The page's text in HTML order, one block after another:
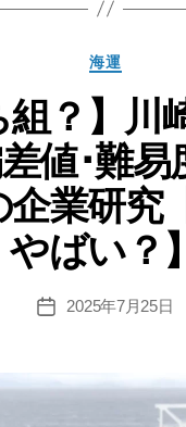
難
度
カ
ー
海運
組？】川
値･難易
業研究
やばい？】
投
2025年7月25日